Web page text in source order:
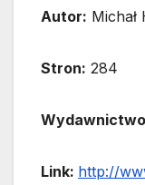
Autor: Michał
Stron: 284
Link: http://